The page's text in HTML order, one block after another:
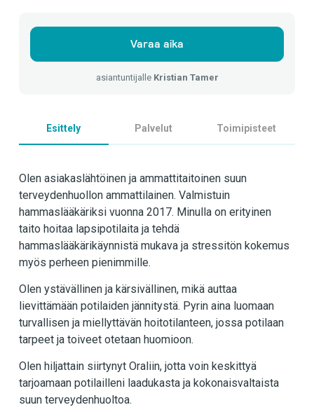
Varaa aika
asiantuntijalle Kristian Tamer
Esittely Palvelut Toimipisteet
Olen asiakaslähtöinen ja ammattitaitoinen suun
terveydenhuollon ammattilainen. Valmistuin
hammaslääkäriksi vuonna 2017. Minulla on erityinen
taito hoitaa lapsipotilaita ja tehdä
hammaslääkärikäynnistä mukava ja stressitön kokemus
myös perheen pienimmille.
Olen ystävällinen ja kärsivällinen, mikä auttaa
lievittämään potilaiden jännitystä. Pyrin aina luomaan
turvallisen ja miellyttävän hoitotilanteen, jossa potilaan
tarpeet ja toiveet otetaan huomioon.
Olen hiljattain siirtynyt Oraliin, jotta voin keskittyä
tarjoamaan potilailleni laadukasta ja kokonaisvaltaista
suun terveydenhuoltoa.